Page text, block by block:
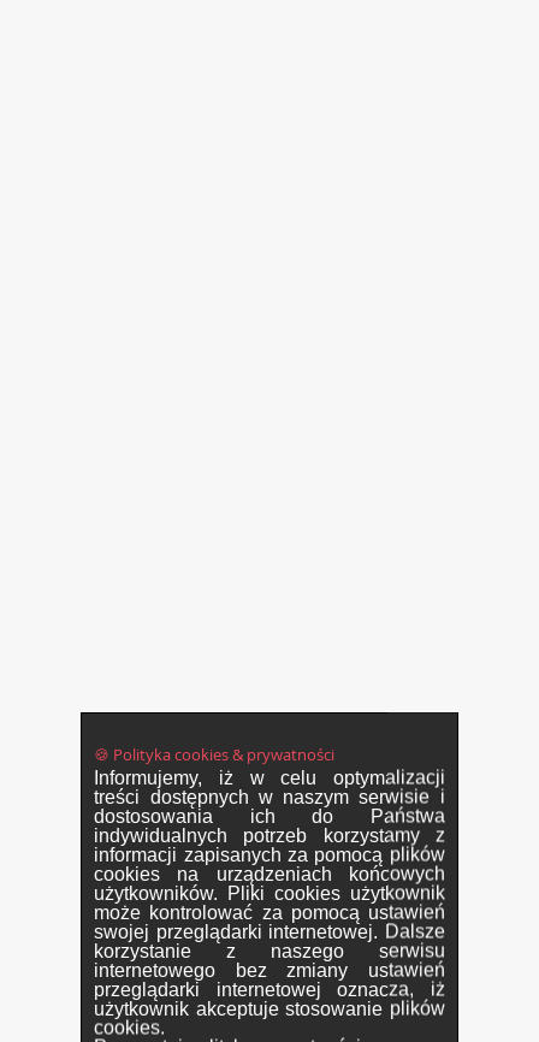
🍪 Polityka cookies & prywatności
Informujemy, iż w celu optymalizacji
treści dostępnych w naszym serwisie i
dostosowania ich do Państwa
indywidualnych potrzeb korzystamy z
informacji zapisanych za pomocą plików
cookies na urządzeniach końcowych
użytkowników. Pliki cookies użytkownik
może kontrolować za pomocą ustawień
swojej przeglądarki internetowej. Dalsze
korzystanie z naszego serwisu
internetowego bez zmiany ustawień
przeglądarki internetowej oznacza, iż
użytkownik akceptuje stosowanie plików
cookies.